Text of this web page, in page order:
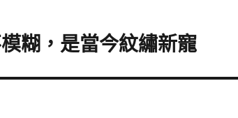
糊，是當今紋繡新寵